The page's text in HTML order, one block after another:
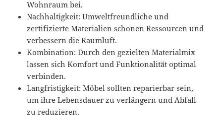
Wohnraum bei.
Nachhaltigkeit: Umweltfreundliche und
zertifizierte Materialien schonen Ressourcen und
verbessern die Raumluft.
Kombination: Durch den gezielten Materialmix
lassen sich Komfort und Funktionalität optimal
verbinden.
Langfristigkeit: Möbel sollten reparierbar sein,
um ihre Lebensdauer zu verlängern und Abfall
zu reduzieren.